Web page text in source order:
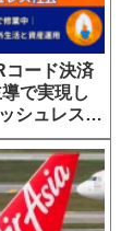
ード決済
で実現し
シュレス社